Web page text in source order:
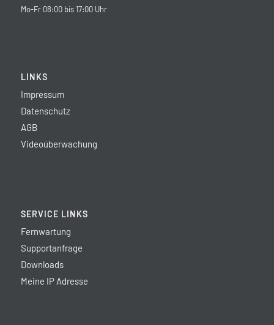
Mo-Fr 08:00 bis 17:00 Uhr
LINKS
Impressum
Datenschutz
AGB
Videoüberwachung
SERVICE LINKS
Fernwartung
Supportanfrage
Downloads
Meine IP Adresse